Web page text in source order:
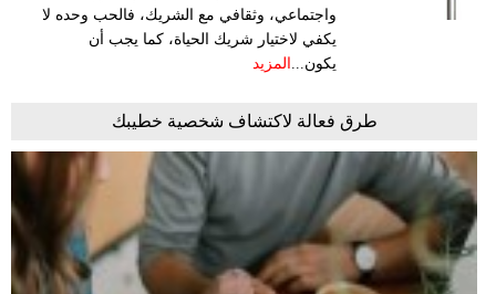
واجتماعي، وثقافي مع الشريك، فالحب وحده لا
يكفي لاختيار شريك الحياة، كما يجب أن
يكون... المزيد
طرق فعالة لاكتشاف شخصية خطيبك